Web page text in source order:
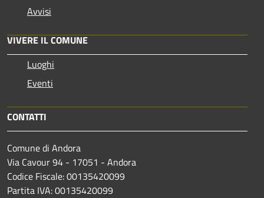
Avvisi
VIVERE IL COMUNE
Luoghi
Eventi
CONTATTI
Comune di Andora
Via Cavour 94 - 17051 - Andora
Codice Fiscale: 00135420099
Partita IVA: 00135420099